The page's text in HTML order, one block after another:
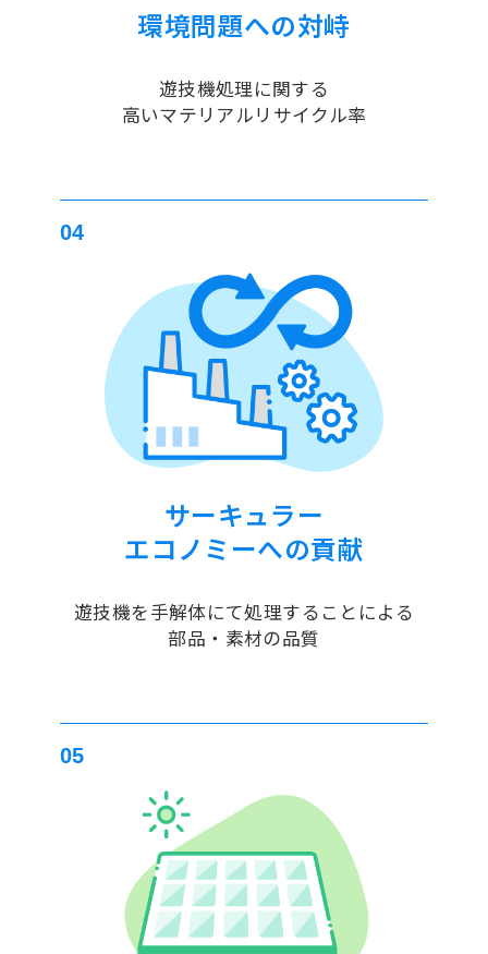
環境問題への対峙
遊技機処理に関する
高いマテリアルリサイクル率
04
サーキュラー
エコノミーへの貢献
遊技機を手解体にて処理することによる
部品・素材の品質
05